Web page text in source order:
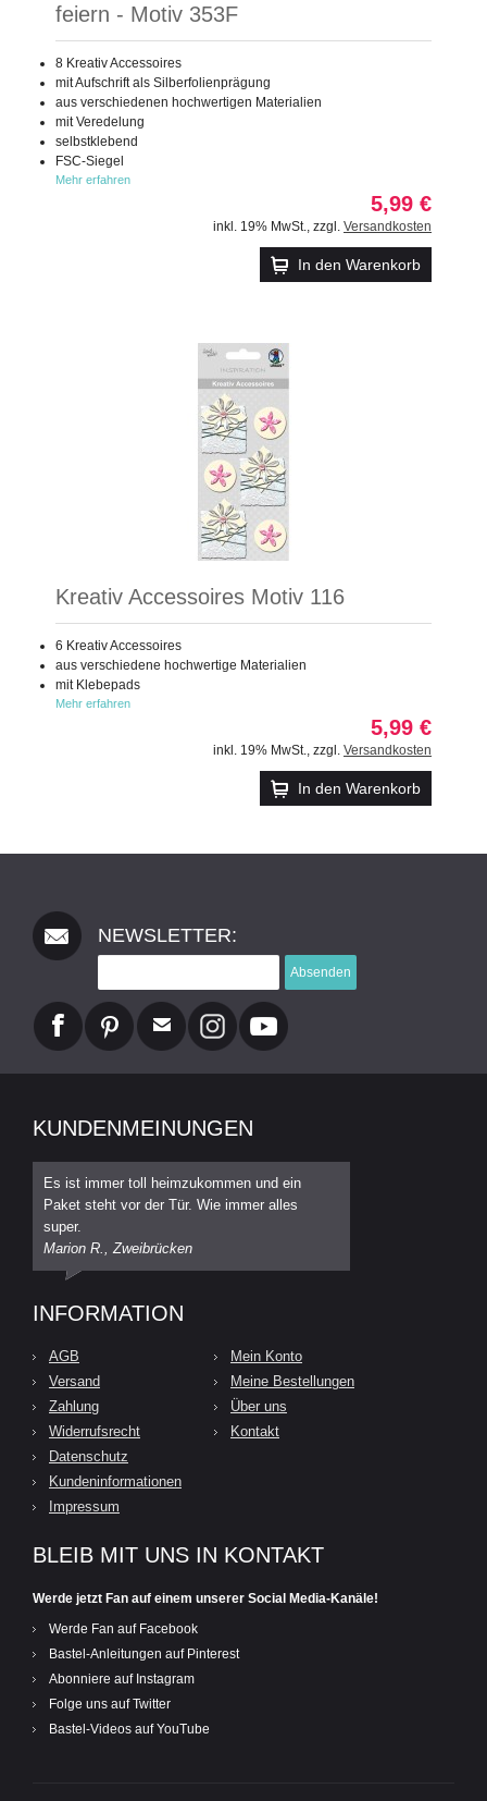
feiern - Motiv 353F
8 Kreativ Accessoires
mit Aufschrift als Silberfolienprägung
aus verschiedenen hochwertigen Materialien
mit Veredelung
selbstklebend
FSC-Siegel
Mehr erfahren
5,99 €
inkl. 19% MwSt. zzgl. Versandkosten
In den Warenkorb
Kreativ Accessoires Motiv 116
6 Kreativ Accessoires
aus verschiedene hochwertige Materialien
mit Klebepads
Mehr erfahren
5,99 €
inkl. 19% MwSt. zzgl. Versandkosten
In den Warenkorb
NEWSLETTER:
Absenden
KUNDENMEINUNGEN
Es ist immer toll heimzukommen und ein
Paket steht vor der Tür. Wie immer alles
super.
Marion R., Zweibrücken
INFORMATION
AGB
Versand
Zahlung
Widerrufsrecht
Datenschutz
Kundeninformationen
Impressum
Mein Konto
Meine Bestellungen
Über uns
Kontakt
BLEIB MIT UNS IN KONTAKT
Werde jetzt Fan auf einem unserer Social Media-Kanäle!
Werde Fan auf Facebook
Bastel-Anleitungen auf Pinterest
Abonniere auf Instagram
Folge uns auf Twitter
Bastel-Videos auf YouTube